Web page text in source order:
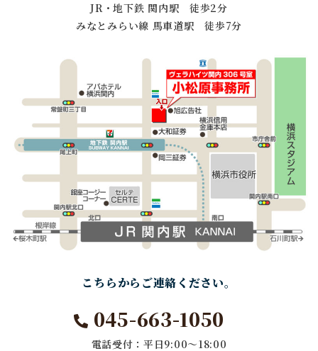
JR・地下鉄 関内駅 徒歩2分
みなとみらい線 馬車道駅 徒歩7分
こちらからご連絡ください。
045-663-1050
電話受付：平日9:00～18:00